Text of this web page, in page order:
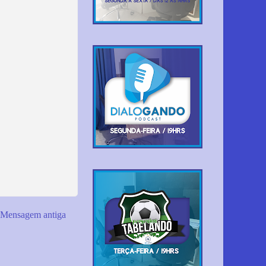
Mensagem antiga